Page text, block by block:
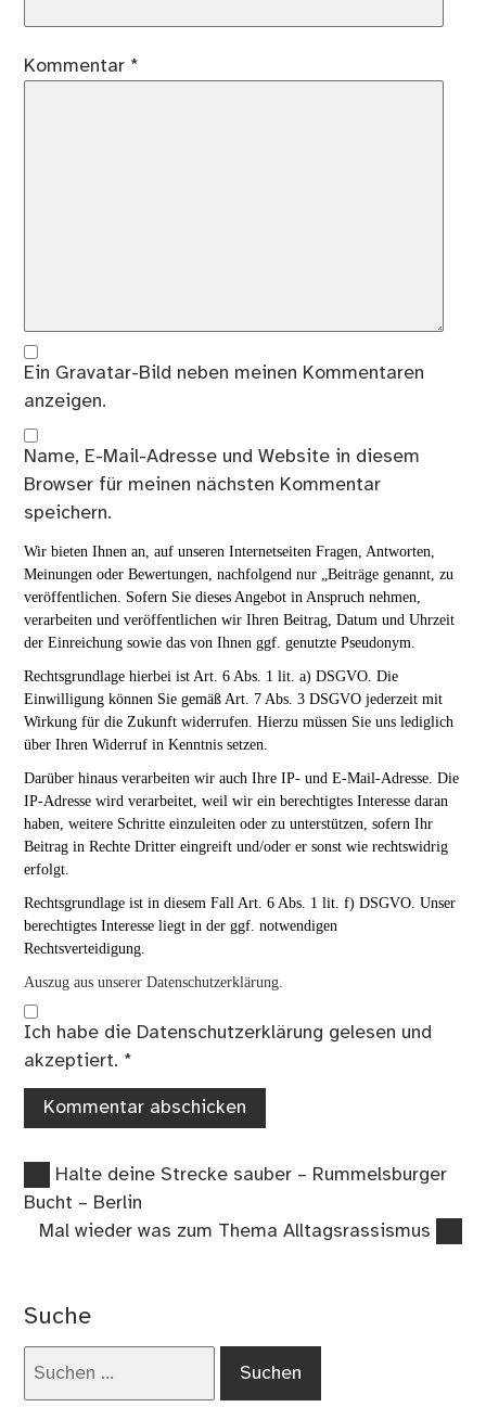
Kommentar *
Ein Gravatar-Bild neben meinen Kommentaren
anzeigen.
Name, E-Mail-Adresse und Website in diesem
Browser für meinen nächsten Kommentar
speichern.
Wir bieten Ihnen an, auf unseren Internetseiten Fragen, Antworten,
Meinungen oder Bewertungen, nachfolgend nur „Beiträge genannt, zu
veröffentlichen. Sofern Sie dieses Angebot in Anspruch nehmen,
verarbeiten und veröffentlichen wir Ihren Beitrag, Datum und Uhrzeit
der Einreichung sowie das von Ihnen ggf. genutzte Pseudonym.
Rechtsgrundlage hierbei ist Art. 6 Abs. 1 lit. a) DSGVO. Die
Einwilligung können Sie gemäß Art. 7 Abs. 3 DSGVO jederzeit mit
Wirkung für die Zukunft widerrufen. Hierzu müssen Sie uns lediglich
über Ihren Widerruf in Kenntnis setzen.
Darüber hinaus verarbeiten wir auch Ihre IP- und E-Mail-Adresse. Die
IP-Adresse wird verarbeitet, weil wir ein berechtigtes Interesse daran
haben, weitere Schritte einzuleiten oder zu unterstützen, sofern Ihr
Beitrag in Rechte Dritter eingreift und/oder er sonst wie rechtswidrig
erfolgt.
Rechtsgrundlage ist in diesem Fall Art. 6 Abs. 1 lit. f) DSGVO. Unser
berechtigtes Interesse liegt in der ggf. notwendigen
Rechtsverteidigung.
Auszug aus unserer Datenschutzerklärung.
Ich habe die Datenschutzerklärung gelesen und
akzeptiert. *
Beitragsnavigation
Vorheriger
Beitrag:
Halte deine Strecke sauber – Rummelsburger
Bucht – Berlin
Nächster
Mal wieder was zum Thema Alltagsrassismus
Suche